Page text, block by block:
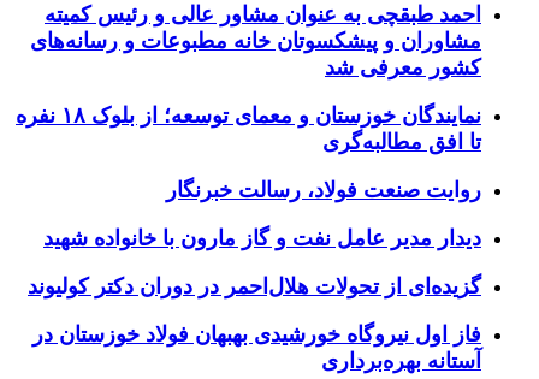
احمد طبقچی به عنوان مشاور عالی و رئیس کمیته
مشاوران و پیشکسوتان خانه مطبوعات و رسانه‌های
کشور معرفی شد
نمایندگان خوزستان و معمای توسعه؛ از بلوک ۱۸ نفره
تا افق مطالبه‌گری
روایت صنعت فولاد،‌ رسالت خبرنگار
دیدار مدیر عامل نفت و گاز مارون با خانواده شهید
گزیده‌ای از تحولات هلال‌احمر در دوران دکتر کولیوند
فاز اول نیروگاه خورشیدی بهبهان فولاد خوزستان در
آستانه بهره‌برداری